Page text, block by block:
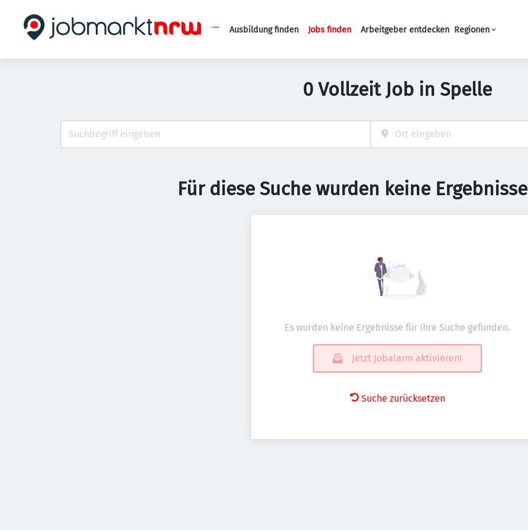
Haupt-Navigation
Ausbildung finden Jobs finden Arbeitgeber entdecken Regionen
0 Vollzeit Job in Spelle
Für diese Suche wurden keine
Es wurden keine Ergebnisse für Ihre Suche gefunden.
Jetzt Jobalarm aktivieren!
Suche zurücksetzen